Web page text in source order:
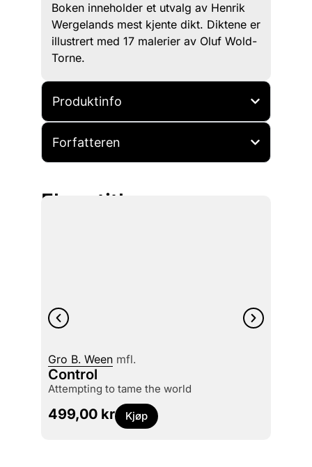
Boken inneholder et utvalg av Henrik
Wergelands mest kjente dikt. Diktene er
illustrert med 17 malerier av Oluf Wold-
Torne.
Produktinfo
Forfatteren
Flere titler
Gro B. Weenmfl.
Control
attempting to tame the world
499,00 kr Kjøp